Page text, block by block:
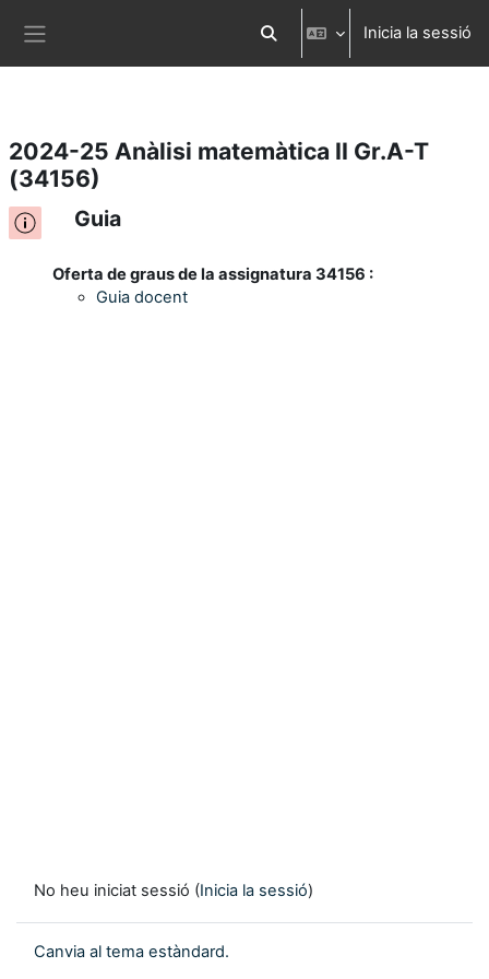
Ves al contingut principal Commuta l'entrada de la cerca
Inicia la sessió
2024-25 Anàlisi matemàtica II Gr.A-T
(34156)
Guia
Oferta de graus de la assignatura 34156 :
Guia docent
No heu iniciat sessió (Inicia la sessió)
Canvia al tema estàndard.